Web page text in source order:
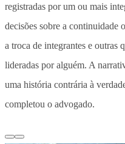
registradas por um ou mais
decisões sobre a continuidade
a troca de integrantes e outras
lideradas por alguém. A
uma história contrária à
completou o advogado.